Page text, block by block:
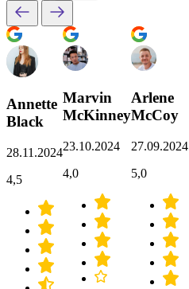
Annette
Black
28.11.2024
4,5
Marvin
McKinney
23.10.2024
4,0
Arlene
McCoy
27.09.2024
5,0